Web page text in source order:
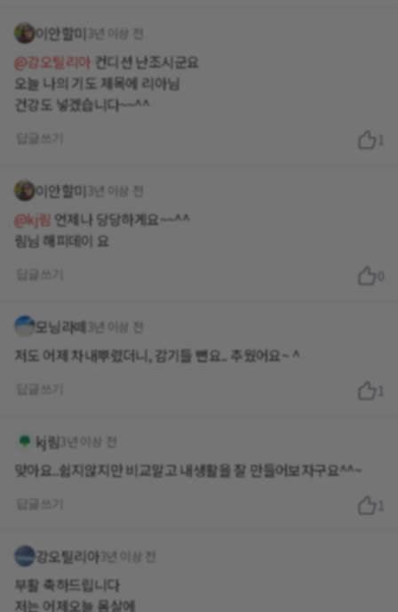
이안할미 3년 이상 전
@강오틸리아 컨디션 난조시군요
오늘 나의 기도 제목에 리아님
건강도 넣겠습니다~~^^
1
이안할미 3년 이상 전
@kj림 언제나 당당하게요~~^^
림님 해피데이 요
모닝라떼 3년 이상 전
저도 어제 차내뿌렸더니, 감기들 뻔요.. 추웠어요~ ^
1
kj림 3년 이상 전
맞아요..쉽지않지만 비교말고 내생활을 잘 만들어보자구요^^~
1
강오틸리아 3년 이상 전
부활 축하드립니다
저는 어제오늘 몸살에